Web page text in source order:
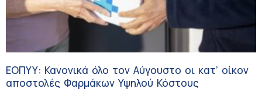
ΕΟΠΥΥ: Κανονικά όλο τον Αύγουστο οι κατ’ οίκον
αποστολές Φαρμάκων Υψηλού Κόστους